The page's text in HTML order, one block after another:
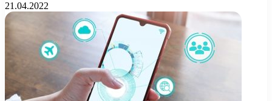
21.04.2022